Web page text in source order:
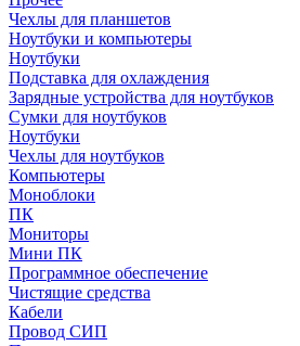
Чехлы для планшетов
Ноутбуки и компьютеры
Ноутбуки
Подставка для охлаждения
Зарядные устройства для ноутбуков
Сумки для ноутбуков
Ноутбуки
Чехлы для ноутбуков
Компьютеры
Моноблоки
ПК
Мониторы
Мини ПК
Программное обеспечение
Чистящие средства
Кабели
Провод СИП